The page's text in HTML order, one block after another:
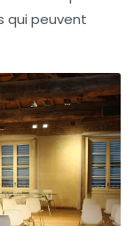
qui peuvent